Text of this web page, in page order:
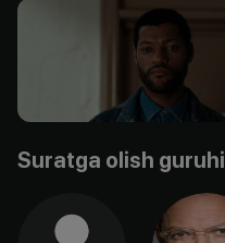
Suratga olish guruhi